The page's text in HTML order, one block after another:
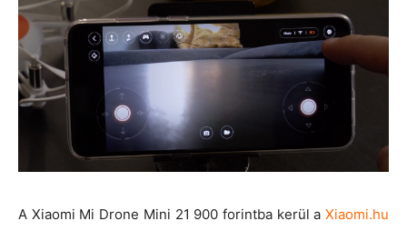
A Xiaomi Mi Drone Mini 21 900 forintba kerül a Xiaomi.hu